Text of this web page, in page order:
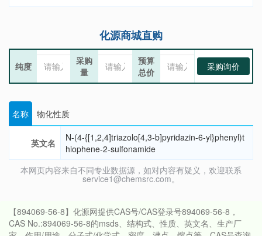
化源商城直购
纯度
采购
量
预算
总价
采购询价
名称 物化性质
英文名
N-(4-{[1,2,4]triazolo[4,3-b]pyridazin-6-yl}phenyl)t
hiophene-2-sulfonamide
本网页内容来自不同专业数据源，如对内容有疑义，欢迎联系
service1@chemsrc.com。
【894069-56-8】化源网提供CAS号/CAS登录号894069-56-8，
CAS No.:894069-56-8的msds、结构式、性质、英文名、生产厂